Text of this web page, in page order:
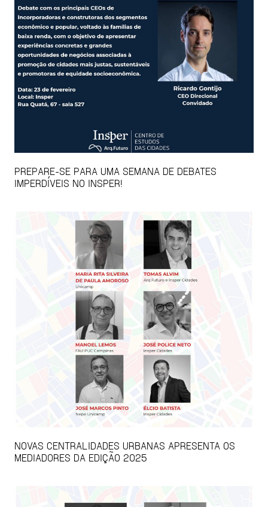
PREPARE-SE PARA UMA SEMANA DE DEBATES
IMPERDÍVEIS NO INSPER!
NOVAS CENTRALIDADES URBANAS APRESENTA OS
MEDIADORES DA EDIÇÃO 2025